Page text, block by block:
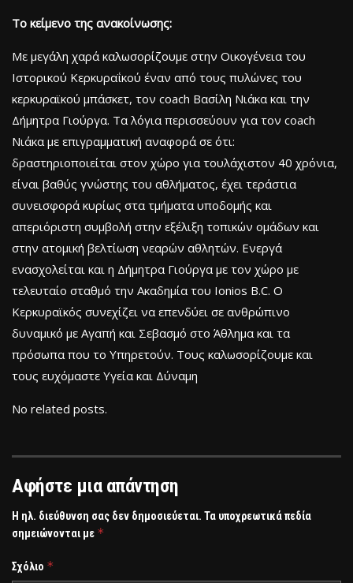
Το κείμενο της ανακοίνωσης:
Με μεγάλη χαρά καλωσορίζουμε στην Οικογένεια του
Ιστορικού Κερκυραΐκού έναν από τους πυλώνες του
κερκυραϊκού μπάσκετ, τον coach Βασίλη Νιάκα και την
Δήμητρα Γιούργα. Τα λόγια περισσεύουν για τον coach
Νιάκα με επιγραμματική αναφορά σε ότι:
δραστηριοποιείται στον χώρο για τουλάχιστον 40 χρόνια,
είναι βαθύς γνώστης του αθλήματος, έχει τεράστια
συνεισφορά κυρίως στα τμήματα υποδομής και
απεριόριστη συμβολή στην εξέλιξη τοπικών ομάδων και
στην ατομική βελτίωση νεαρών αθλητών. Ενεργά
ενασχολείται και η Δήμητρα Γιούργα με τον χώρο με
τελευταίο σταθμό την Ακαδημία του Ionios B.C. Ο
Κερκυραϊκός συνεχίζει να επενδύει σε ανθρώπινο
δυναμικό με Αγαπή και Σεβασμό στο Άθλημα και τα
πρόσωπα που το Υπηρετούν. Τους καλωσορίζουμε και
τους ευχόμαστε Υγεία και Δύναμη
No related posts.
Αφήστε μια απάντηση
Η ηλ. διεύθυνση σας δεν δημοσιεύεται. Τα υποχρεωτικά πεδία
σημειώνονται με *
Σχόλιο *